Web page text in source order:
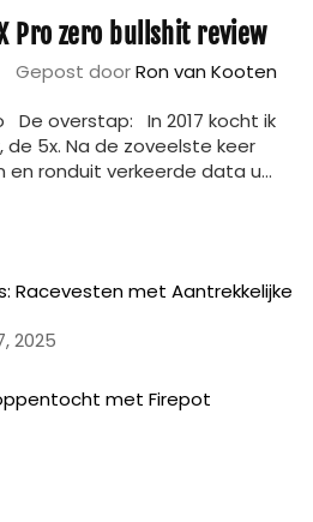
Pro zero bullshit review
Gepost doorRon van Kooten
De overstap: In 2017 kocht ik
de 5x. Na de zoveelste keer
en ronduit verkeerde data u...
Racevesten met Aantrekkelijke
2025
met Firepot